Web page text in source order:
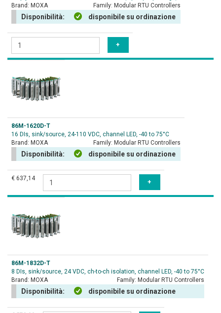
Brand: MOXA Family: Modular RTU Controllers
Disponibilità: disponibile su ordinazione
86M-1620D-T
16 DIs, sink/source, 24-110 VDC, channel LED, -40 to 75°C
Brand: MOXA Family: Modular RTU Controllers
Disponibilità: disponibile su ordinazione
€ 637,14
86M-1832D-T
8 DIs, sink/source, 24 VDC, ch-to-ch isolation, channel LED, -40 to 75°C
Brand: MOXA Family: Modular RTU Controllers
Disponibilità: disponibile su ordinazione